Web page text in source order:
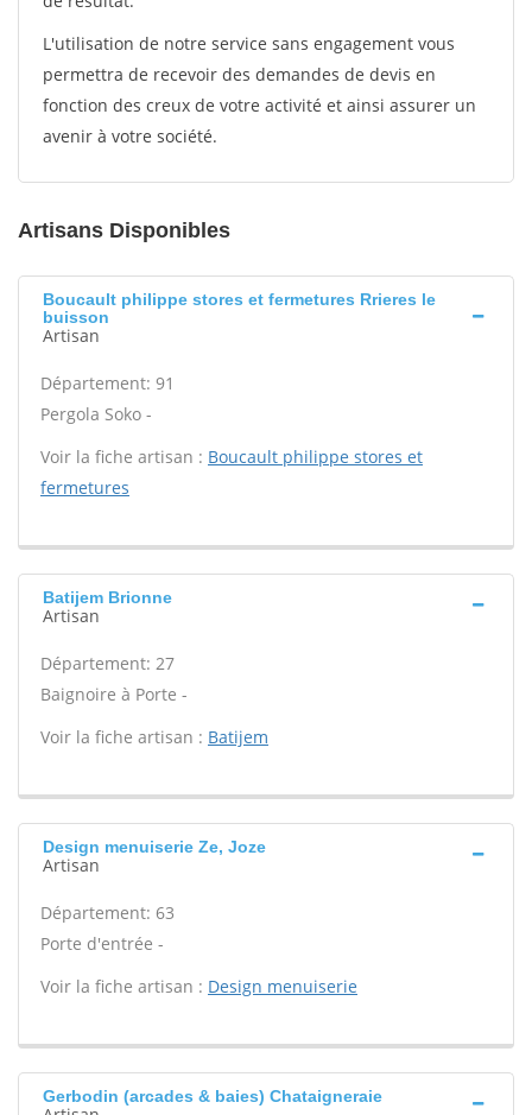
L'utilisation de notre service sans engagement vous
permettra de recevoir des demandes de devis en
fonction des creux de votre activité et ainsi assurer un
avenir à votre société.
Artisans Disponibles
Boucault philippe stores et fermetures Rrieres le
buisson
Artisan
Département: 91
Pergola Soko -
Voir la fiche artisan : Boucault philippe stores et
fermetures
Batijem Brionne
Artisan
Département: 27
Baignoire à Porte -
Voir la fiche artisan : Batijem
Design menuiserie Ze, Joze
Artisan
Département: 63
Porte d'entrée -
Voir la fiche artisan : Design menuiserie
Gerbodin (arcades & baies) Chataigneraie